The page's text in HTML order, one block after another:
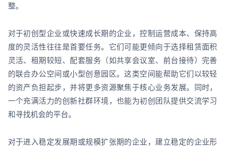
整。
对于初创型企业或快速成长期的企业，控制运营成本、保持高
度的灵活性往往是首要任务。它们可能更倾向于选择租赁面积
灵活、租期较短、配套服务（如共享会议室、前台接待）完善
的联合办公空间或小型创意园区。这类空间能帮助它们以较轻
的资产负担起步，并将更多资源聚焦于核心业务发展。同时，
一个充满活力的创新社群环境，也能为初创团队提供交流学习
和寻找机会的平台。
对于进入稳定发展期或规模扩张期的企业，建立稳定的企业形